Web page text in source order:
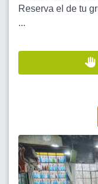
Reserva el de tu
...